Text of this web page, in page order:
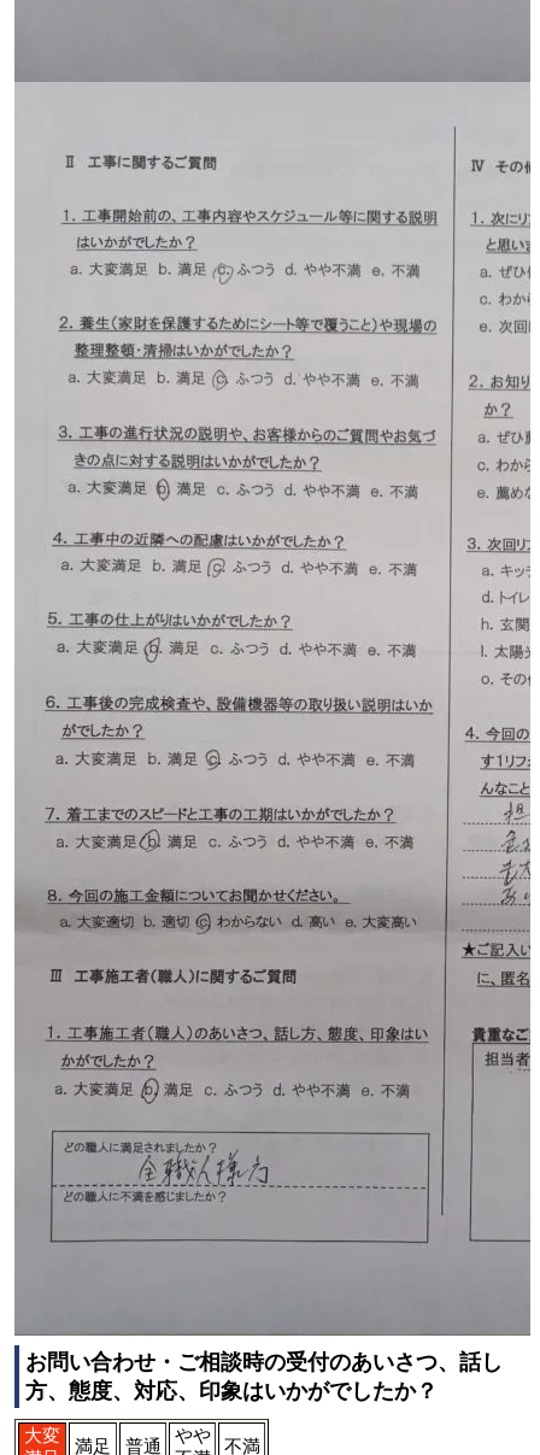
お問い合わせ・ご相談時の受付のあいさつ、話し
方、態度、対応、印象はいかがでしたか？
大変
満足 普通
やや
不満